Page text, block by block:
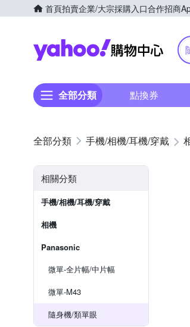
首頁拍賣企業/大宗採購入口合作招商
全部分類 點換券
手機/相機/耳機/穿戴
相關分類
手機/相機/耳機/穿戴
相機
Panasonic
微單-全片幅/中片幅
微單-M43
隨身機/類單眼